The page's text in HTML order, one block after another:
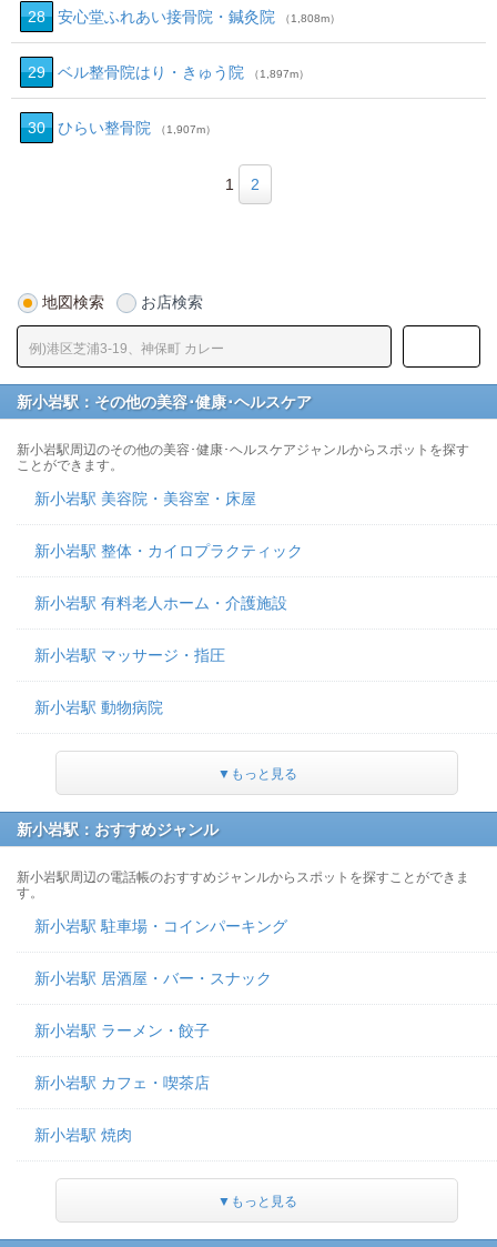
28 安心堂ふれあい接骨院・鍼灸院 （1,808m）
29 ベル整骨院はり・きゅう院 （1,897m）
30 ひらい整骨院 （1,907m）
1 2
地図検索 お店検索
新小岩駅：その他の美容･健康･ヘルスケア
新小岩駅周辺のその他の美容･健康･ヘルスケアジャンルからスポットを探す
ことができます。
新小岩駅 美容院・美容室・床屋
新小岩駅 整体・カイロプラクティック
新小岩駅 有料老人ホーム・介護施設
新小岩駅 マッサージ・指圧
新小岩駅 動物病院
▼もっと見る
新小岩駅：おすすめジャンル
新小岩駅周辺の電話帳のおすすめジャンルからスポットを探すことができま
す。
新小岩駅 駐車場・コインパーキング
新小岩駅 居酒屋・バー・スナック
新小岩駅 ラーメン・餃子
新小岩駅 カフェ・喫茶店
新小岩駅 焼肉
▼もっと見る